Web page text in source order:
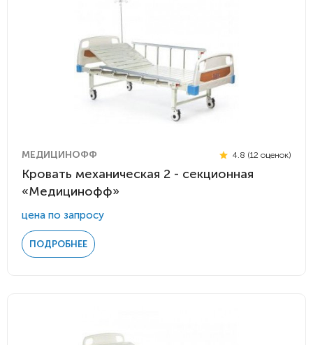
МЕДИЦИНОФФ 4.8 (12 оценок)
Кровать механическая 2 - секционная
«Медицинофф»
цена по запросу
ПОДРОБНЕЕ